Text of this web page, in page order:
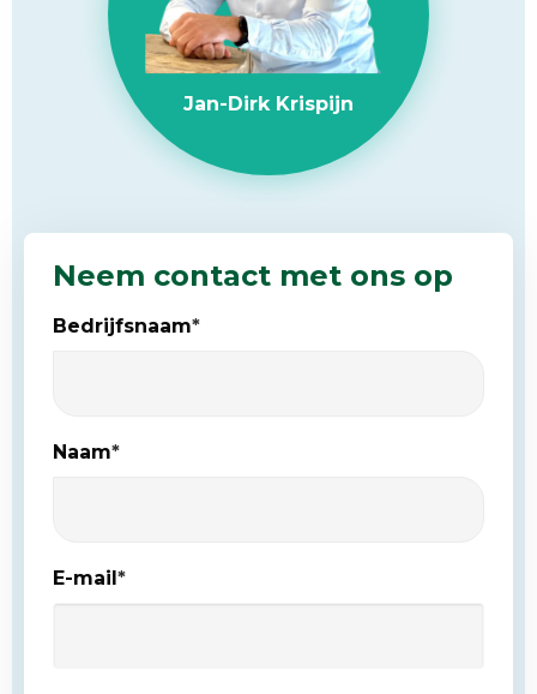
Jan-Dirk Krispijn
Neem contact met ons op
Bedrijfsnaam*
Naam*
E-mail*